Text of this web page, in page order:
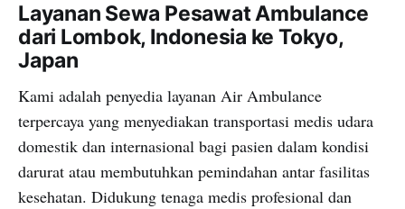
Layanan Sewa Pesawat Ambulance
dari Lombok, Indonesia ke Tokyo,
Japan
Kami adalah penyedia layanan Air Ambulance
terpercaya yang menyediakan transportasi medis udara
domestik dan internasional bagi pasien dalam kondisi
darurat atau membutuhkan pemindahan antar fasilitas
kesehatan. Didukung tenaga medis profesional dan